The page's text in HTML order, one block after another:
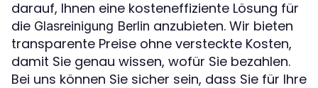
darauf, Ihnen eine kosteneffiziente Lösung für
die Glasreinigung Berlin anzubieten. Wir bieten
transparente Preise ohne versteckte Kosten,
damit Sie genau wissen, wofür Sie bezahlen.
Bei uns können Sie sicher sein, dass Sie für Ihre